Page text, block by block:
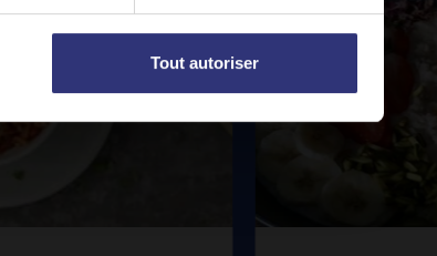
Tout autoriser